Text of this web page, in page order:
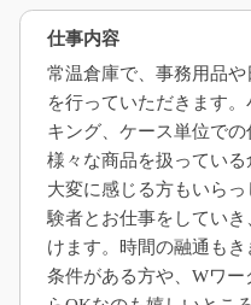
仕事内容
常温倉庫で、事務用品
を行っていただきます
キング、ケース単位での
様々な商品を扱ってい
大変に感じる方もいら
験者とお仕事をしてい
けます。時間の融通も
条件がある方や、Wワ